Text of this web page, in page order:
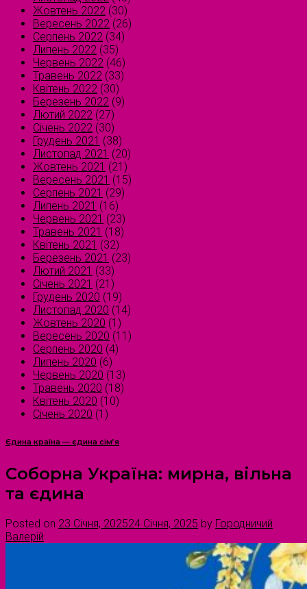
Жовтень 2022 (30)
Вересень 2022 (26)
Серпень 2022 (34)
Липень 2022 (35)
Червень 2022 (46)
Травень 2022 (33)
Квітень 2022 (30)
Березень 2022 (9)
Лютий 2022 (27)
Січень 2022 (30)
Грудень 2021 (38)
Листопад 2021 (20)
Жовтень 2021 (21)
Вересень 2021 (15)
Серпень 2021 (29)
Липень 2021 (16)
Червень 2021 (23)
Травень 2021 (18)
Квітень 2021 (32)
Березень 2021 (23)
Лютий 2021 (33)
Січень 2021 (21)
Грудень 2020 (19)
Листопад 2020 (14)
Жовтень 2020 (1)
Вересень 2020 (11)
Серпень 2020 (4)
Липень 2020 (6)
Червень 2020 (13)
Травень 2020 (18)
Квітень 2020 (10)
Січень 2020 (1)
Єдина країна — єдина сім’я
Соборна Україна: мирна, вільна
та єдина
Posted on 23 Січня, 202524 Січня, 2025 by Городничий
Валерій